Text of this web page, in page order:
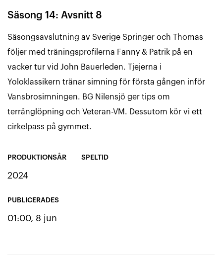
Säsong 14: Avsnitt 8
Säsongsavslutning av Sverige Springer och Thomas
följer med träningsprofilerna Fanny & Patrik på en
vacker tur vid John Bauerleden. Tjejerna i
Yoloklassikern tränar simning för första gången inför
Vansbrosimningen. BG Nilensjö ger tips om
terränglöpning och Veteran-VM. Dessutom kör vi ett
cirkelpass på gymmet.
PRODUKTIONSÅR
2024
PUBLICERADES
01:00, 8 jun
SPELTID